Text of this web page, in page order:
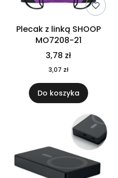
Plecak z linką SHOOP
MO7208-21
3,78 zł
3,07 zł
Do koszyka